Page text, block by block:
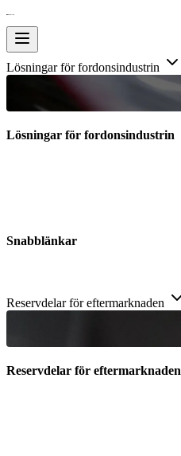
Lösningar för fordonsindustrin
Lösningar för fordonsindustrin
Snabblänkar
Reservdelar för eftermarknaden
Reservdelar för eftermarknaden